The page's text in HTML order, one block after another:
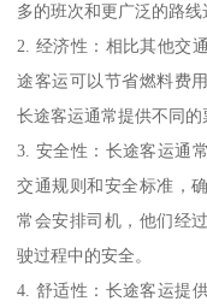
多的班次和更广泛的路线
2. 经济性：相比其他交
途客运可以节省燃料费
长途客运通常提供不同的
3. 安全性：长途客运通
交通规则和安全标准，
常会安排司机，他们经
驶过程中的安全。
4. 舒适性：长途客运提